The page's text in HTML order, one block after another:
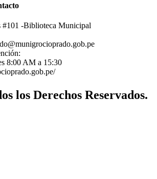
#101 -Biblioteca Municipal
8:00 AM a 15:30
los Derechos Reservados.